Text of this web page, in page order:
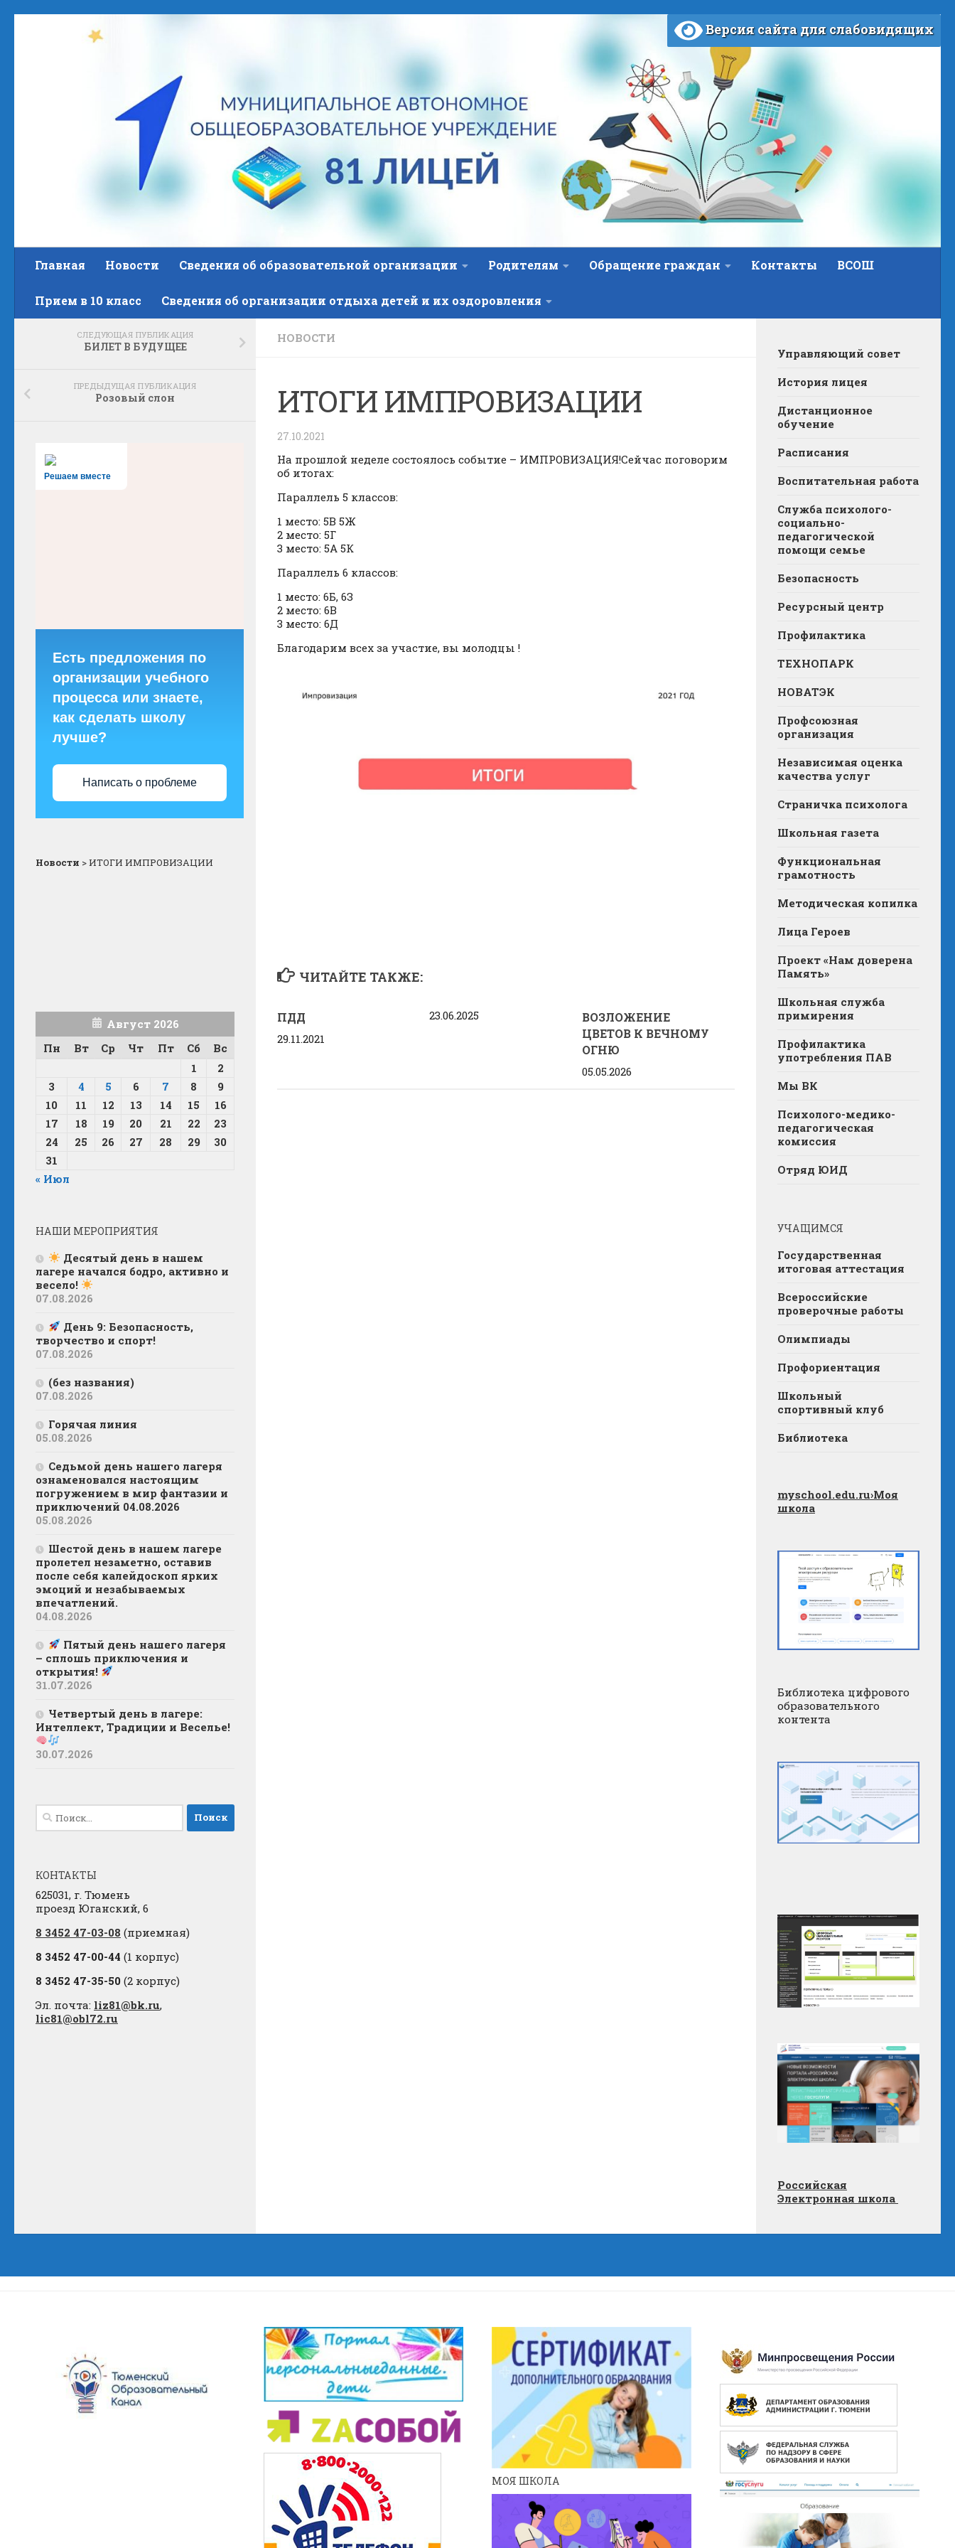
Версия сайта для слабовидящих
Главная Новости Сведения об образовательной организации Родителям Обращение граждан Контакты ВСОШ
Прием в 10 класс Сведения об организации отдыха детей и их оздоровления
НОВОСТИ
ИТОГИ ИМПРОВИЗАЦИИ
27.10.2021
На прошлой неделе состоялось событие – ИМПРОВИЗАЦИЯ!Сейчас поговорим
об итогах:
Параллель 5 классов:
1 место: 5В 5Ж
2 место: 5Г
3 место: 5А 5К
Параллель 6 классов:
1 место: 6Б, 6З
2 место: 6В
3 место: 6Д
Благодарим всех за участие, вы молодцы !
ЧИТАЙТЕ ТАКЖЕ:
ПДД
29.11.2021
23.06.2025
ВОЗЛОЖЕНИЕ
ЦВЕТОВ К ВЕЧНОМУ
ОГНЮ
05.05.2026
СЛЕДУЮЩАЯ ПУБЛИКАЦИЯ
БИЛЕТ В БУДУЩЕЕ
ПРЕДЫДУЩАЯ ПУБЛИКАЦИЯ
Розовый слон
Решаем вместе
Есть предложения по
организации учебного
процесса или знаете,
как сделать школу
лучше?
Написать о проблеме
Новости >ИТОГИ ИМПРОВИЗАЦИИ
Август 2026
Пн
Вт Ср Чт Пт Сб
Вс
1
2
3
4 5 6 7 8
9
10
11 12 13 14 15
16
17
18 19 20 21 22
23
24
25 26 27 28 29
30
31
« Июл
НАШИ МЕРОПРИЯТИЯ
Десятый день в нашем
лагере начался бодро, активно и
весело!
07.08.2026
День 9: Безопасность,
творчество и спорт!
07.08.2026
(без названия)
07.08.2026
Горячая линия
05.08.2026
Седьмой день нашего лагеря
ознаменовался настоящим
погружением в мир фантазии и
приключений 04.08.2026
05.08.2026
Шестой день в нашем лагере
пролетел незаметно, оставив
после себя калейдоскоп ярких
эмоций и незабываемых
впечатлений.
04.08.2026
Пятый день нашего лагеря
– сплошь приключения и
открытия!
31.07.2026
Четвертый день в лагере:
Интеллект, Традиции и Веселье!
30.07.2026
Найти:
КОНТАКТЫ
625031, г. Тюмень
проезд Юганский, 6
8 3452 47-03-08 (приемная)
8 3452 47-00-44 (1 корпус)
8 3452 47-35-50 (2 корпус)
Эл. почта: liz81@bk.ru,
lic81@obl72.ru
Управляющий совет
История лицея
Дистанционное
обучение
Расписания
Воспитательная работа
Служба психолого-
социально-
педагогической
помощи семье
Безопасность
Ресурсный центр
Профилактика
ТЕХНОПАРК
НОВАТЭК
Профсоюзная
организация
Независимая оценка
качества услуг
Страничка психолога
Школьная газета
Функциональная
грамотность
Методическая копилка
Лица Героев
Проект «Нам доверена
Память»
Школьная служба
примирения
Профилактика
употребления ПАВ
Мы ВК
Психолого-медико-
педагогическая
комиссия
Отряд ЮИД
УЧАЩИМСЯ
Государственная
итоговая аттестация
Всероссийские
проверочные работы
Олимпиады
Профориентация
Школьный
спортивный клуб
Библиотека
myschool.edu.ru›Моя
школа
Библиотека цифрового
образовательного
контента
Российская
Электронная школа
МОЯ ШКОЛА